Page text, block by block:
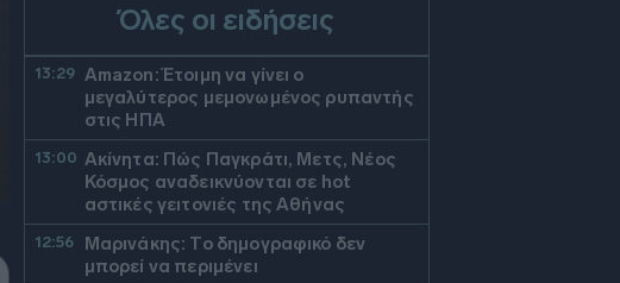
Όλες οι ειδήσεις
13:29 Amazon: Έτοιμη να γίνει ο
μεγαλύτερος μεμονωμένος ρυπαντής
στις ΗΠΑ
13:00 Ακίνητα: Πώς Παγκράτι, Μετς, Νέος
Κόσμος αναδεικνύονται σε hot
αστικές γειτονιές της Αθήνας
12:56
Μαρινάκης: Το δημογραφικό δεν
μπορεί να περιμένει